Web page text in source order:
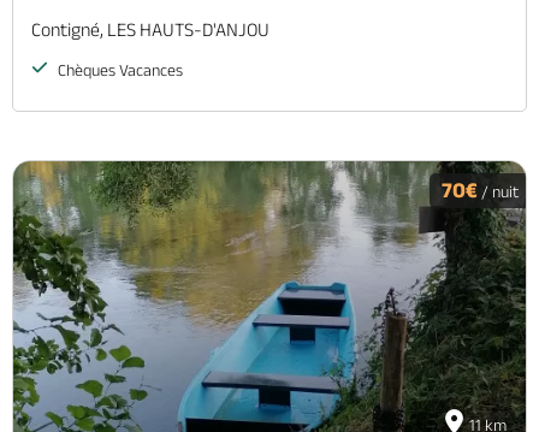
Contigné, LES HAUTS-D'ANJOU
Chèques Vacances
11 km
70€ / nuit